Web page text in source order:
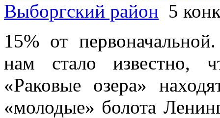
Выборгский район 5
15% от
нам стало известно,
«Раковые озера»
«молодые» болота